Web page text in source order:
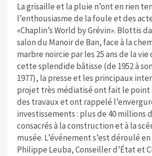
La grisaille et la pluie n’ont en rien
l’enthousiasme de la foule et des
«Chaplin’s World by Grévin». Blottis
salon du Manoir de Ban, face à la
marbre noircie par les 25 ans de la vie
cette splendide bâtisse (de 1952 à
1977), la presse et les principaux
projet très médiatisé ont fait le point
des travaux et ont rappelé
investissements : plus de 40 millions
consacrés à la construction et à la
musée. L’événement s’est déroulé
Philippe Leuba, Conseiller d’État et